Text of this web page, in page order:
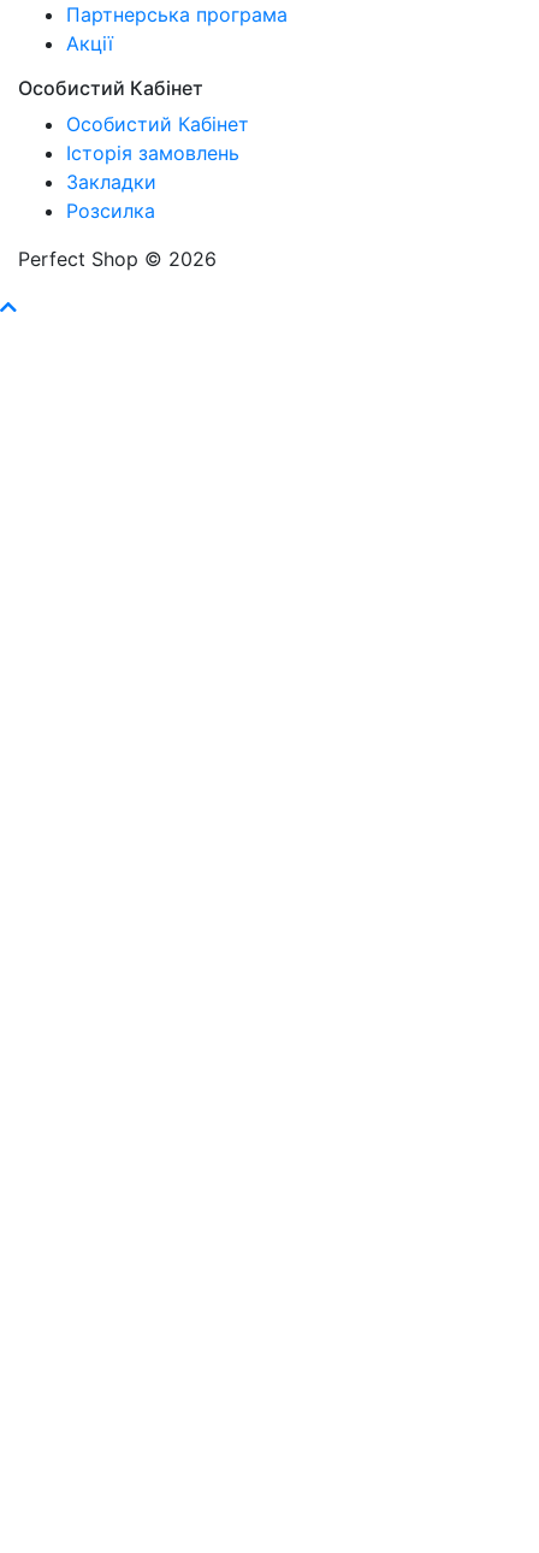
Партнерська програма
Акції
Особистий Кабінет
Особистий Кабінет
Історія замовлень
Закладки
Розсилка
Perfect Shop © 2026